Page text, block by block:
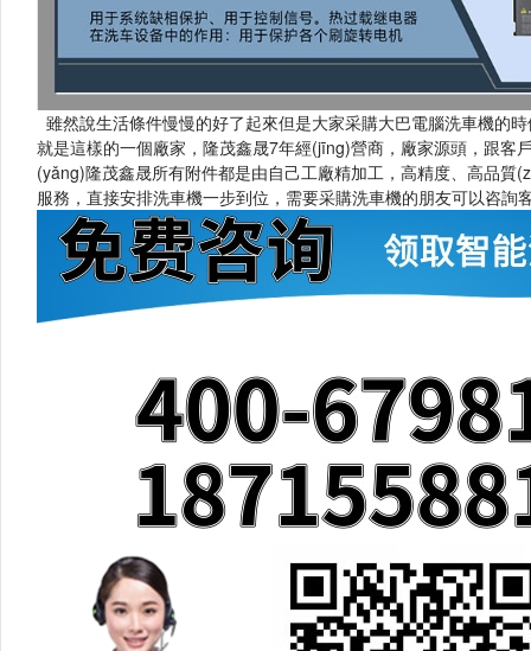
雖然說生活條件慢慢的好了起來但是大家采購大巴電腦洗車機的
就是這樣的一個廠家，隆茂鑫晟7年經(jīng)營商，廠家源頭，跟客
(yǎng)隆茂鑫晟所有附件都是由自己工廠精加工，高精度、高品質
服務，直接安排洗車機一步到位，需要采購洗車機的朋友可以咨詢客服